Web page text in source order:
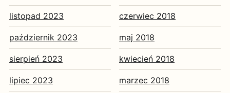
listopad 2023
październik 2023
sierpień 2023
lipiec 2023
czerwiec 2018
maj 2018
kwiecień 2018
marzec 2018